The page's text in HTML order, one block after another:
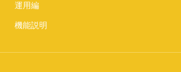
運用編
機能説明